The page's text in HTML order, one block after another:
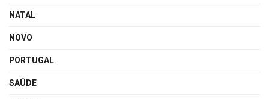
NATAL
NOVO
PORTUGAL
SAÚDE